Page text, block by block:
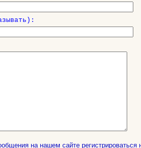
на нашем сайте регистрироваться